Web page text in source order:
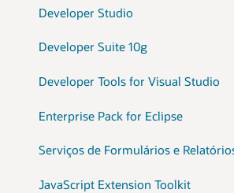
Developer Studio
Developer Suite 10g
Developer Tools for Visual Studio
Enterprise Pack for Eclipse
Serviços de Formulários e
JavaScript Extension Toolkit